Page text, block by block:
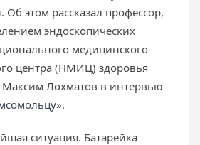
Об этом рассказал профессор,
эндоскопических
медицинского
центра (НМИЦ) здоровья
Максим Лохматов в интервью
».
ситуация. Батарейка